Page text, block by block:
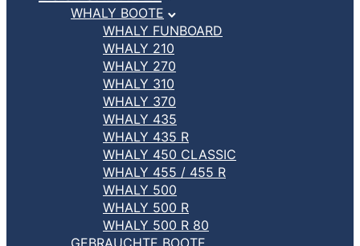
WHALY BOOTE
WHALY FUNBOARD
WHALY 210
WHALY 270
WHALY 310
WHALY 370
WHALY 435
WHALY 435 R
WHALY 450 CLASSIC
WHALY 455 / 455 R
WHALY 500
WHALY 500 R
WHALY 500 R 80
GEBRAUCHTE BOOTE